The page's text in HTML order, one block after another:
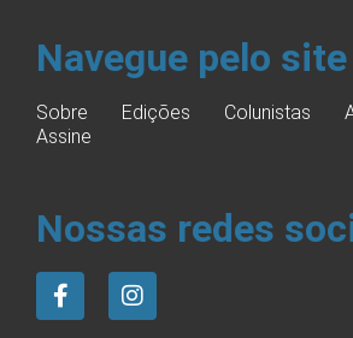
Navegue pelo site
Sobre Edições Colunistas
Assine
Nossas redes